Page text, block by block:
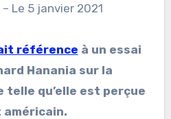
– Le 5 janvier 2021
référence à un essai
Hanania sur la
telle qu’elle est perçue
américain.